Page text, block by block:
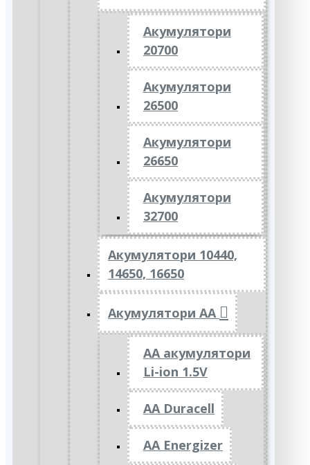
Акумулятори
20700
Акумулятори
26500
Акумулятори
26650
Акумулятори
32700
Акумулятори 10440,
14650, 16650
Акумулятори АА
AA акумулятори
Li-ion 1.5V
AA Duracell
AA Energizer